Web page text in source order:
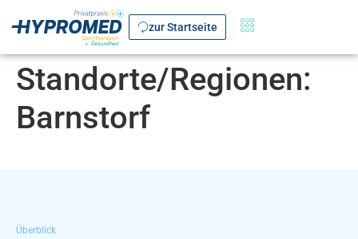
zur Startseite
Standorte/Regionen:
Barnstorf
Überblick